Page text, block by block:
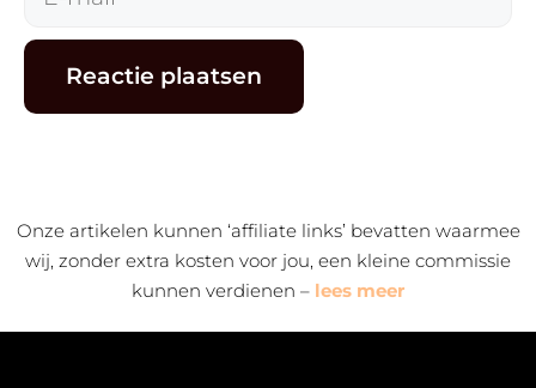
Onze artikelen kunnen ‘affiliate links’ bevatten waarmee
wij, zonder extra kosten voor jou, een kleine commissie
kunnen verdienen – lees meer